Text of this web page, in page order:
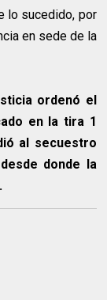
lo sucedido, por
en sede de la
ordenó el
en la tira 1
al secuestro
donde la